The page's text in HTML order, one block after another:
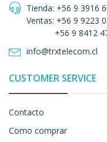
Tienda: +56 9 3916
Ventas: +56 9 9223
+56 9 8412
info@trxtelecom.cl
CUSTOMER SERVICE
Contacto
Como comprar